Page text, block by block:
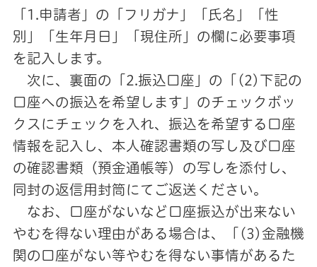
「1.申請者」の「フリガナ」「氏名」「性
別」「生年月日」「現住所」の欄に必要事項
を記入します。
次に、裏面の「2.振込口座」の「(2)下記の
口座への振込を希望します」のチェックボッ
クスにチェックを入れ、振込を希望する口座
情報を記入し、本人確認書類の写し及び口座
の確認書類（預金通帳等）の写しを添付し、
同封の返信用封筒にてご返送ください。
なお、口座がないなど口座振込が出来ない
やむを得ない理由がある場合は、「(3)金融機
関の口座がない等やむを得ない事情があるた